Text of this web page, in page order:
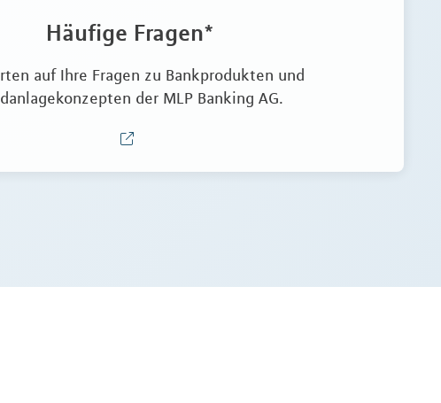
Häufige Fragen*
auf Ihre Fragen zu Bankprodukten und
der MLP Banking AG.